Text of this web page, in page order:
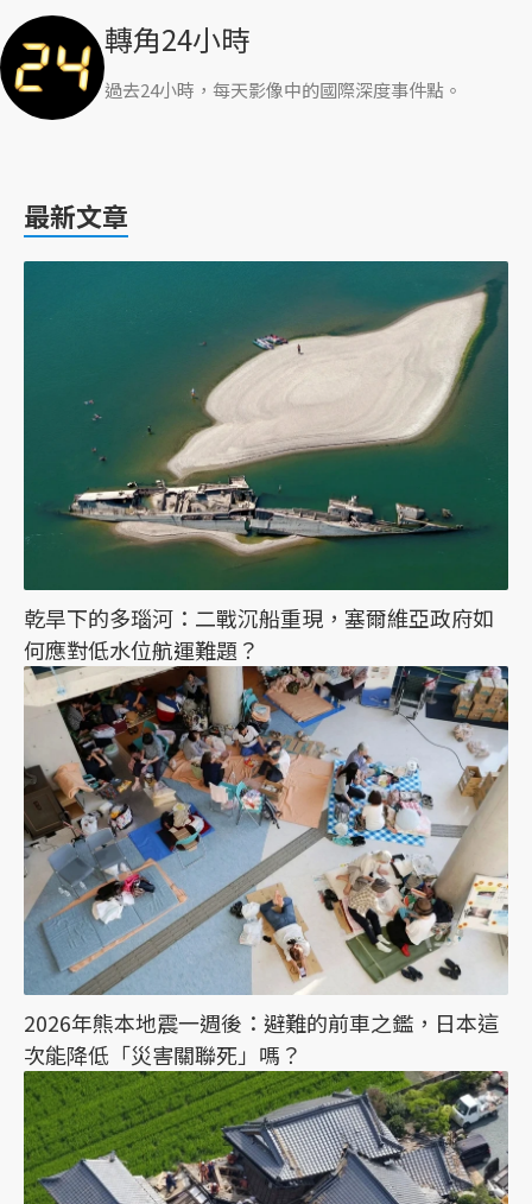
轉角24小時
過去24小時，每天影像中的國際深度事件點。
最新文章
乾旱下的多瑙河：二戰沉船重現，塞爾維亞政府如
何應對低水位航運難題？
2026年熊本地震一週後：避難的前車之鑑，日本這
次能降低「災害關聯死」嗎？